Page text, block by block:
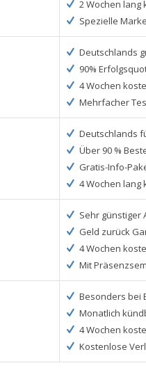
2 Wochen lang
Spezielle
Deutschlands
90%
4 Wochen
Mehrfacher
Deutschlands
Über 90 %
Gratis-Info-
4 Wochen lang
Sehr günstiger
Geld zurück
4 Wochen
Mit
Besonders bei
Monatlich
4 Wochen
Kostenlose